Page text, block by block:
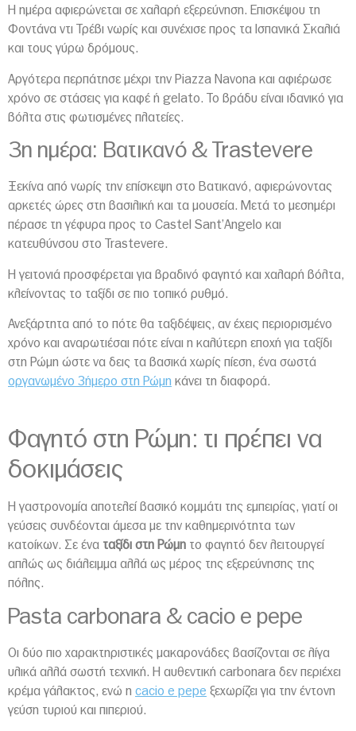
Η ημέρα αφιερώνεται σε χαλαρή εξερεύνηση. Επισκέψου τη
Φοντάνα ντι Τρέβι νωρίς και συνέχισε προς τα Ισπανικά Σκαλιά
και τους γύρω δρόμους.
Αργότερα περπάτησε μέχρι την Piazza Navona και αφιέρωσε
χρόνο σε στάσεις για καφέ ή gelato. Το βράδυ είναι ιδανικό για
βόλτα στις φωτισμένες πλατείες.
3η ημέρα: Βατικανό & Trastevere
Ξεκίνα από νωρίς την επίσκεψη στο Βατικανό, αφιερώνοντας
αρκετές ώρες στη βασιλική και τα μουσεία. Μετά το μεσημέρι
πέρασε τη γέφυρα προς το Castel Sant’Angelo και
κατευθύνσου στο Trastevere.
Η γειτονιά προσφέρεται για βραδινό φαγητό και χαλαρή βόλτα,
κλείνοντας το ταξίδι σε πιο τοπικό ρυθμό.
Ανεξάρτητα από το πότε θα ταξιδέψεις, αν έχεις περιορισμένο
χρόνο και αναρωτιέσαι πότε είναι η καλύτερη εποχή για ταξίδι
στη Ρώμη ώστε να δεις τα βασικά χωρίς πίεση, ένα σωστά
οργανωμένο 3ήμερο στη Ρώμη κάνει τη διαφορά.
Φαγητό στη Ρώμη: τι πρέπει να
δοκιμάσεις
Η γαστρονομία αποτελεί βασικό κομμάτι της εμπειρίας, γιατί οι
γεύσεις συνδέονται άμεσα με την καθημερινότητα των
κατοίκων. Σε ένα ταξίδι στη Ρώμη το φαγητό δεν λειτουργεί
απλώς ως διάλειμμα αλλά ως μέρος της εξερεύνησης της
πόλης.
Pasta carbonara & cacio e pepe
Οι δύο πιο χαρακτηριστικές μακαρονάδες βασίζονται σε λίγα
υλικά αλλά σωστή τεχνική. Η αυθεντική carbonara δεν περιέχει
κρέμα γάλακτος, ενώ η cacio e pepe ξεχωρίζει για την έντονη
γεύση τυριού και πιπεριού.